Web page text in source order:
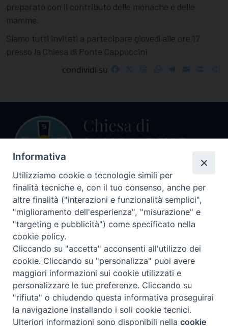
preparato con il contributo delle monache e delle
mamme.
Siamo tutti invitati a partecipare giovedì alle ore 17
presso la Chiesa di Ponte Cappuccini
condividi su
FacebookThreadsWhatsApp
Telegram
EmailPrint
Centralino Curia Vescovile
0541 913711
Indirizzo
47864 PENNABILLI (RN)
Seguici su
Facebook
Instagram
LinkedIn
X YouTube
Feed
Informativa sulla Privacy
Preferenze Cookie
Informativa
Utilizziamo cookie o tecnologie simili per
finalità tecniche e, con il tuo consenso, anche per
altre finalità ("interazioni e funzionalità semplici",
"miglioramento dell'esperienza", "misurazione" e
"targeting e pubblicità") come specificato nella
cookie policy.
Cliccando su "accetta" acconsenti all'utilizzo dei
cookie. Cliccando su "personalizza" puoi avere
maggiori informazioni sui cookie utilizzati e
personalizzare le tue preferenze. Cliccando su
"rifiuta" o chiudendo questa informativa proseguirai
la navigazione installando i soli cookie tecnici.
Ulteriori informazioni sono disponibili nellacookie